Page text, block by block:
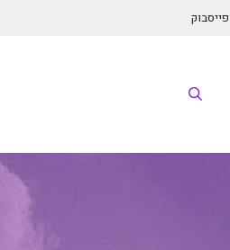
פייסבוק